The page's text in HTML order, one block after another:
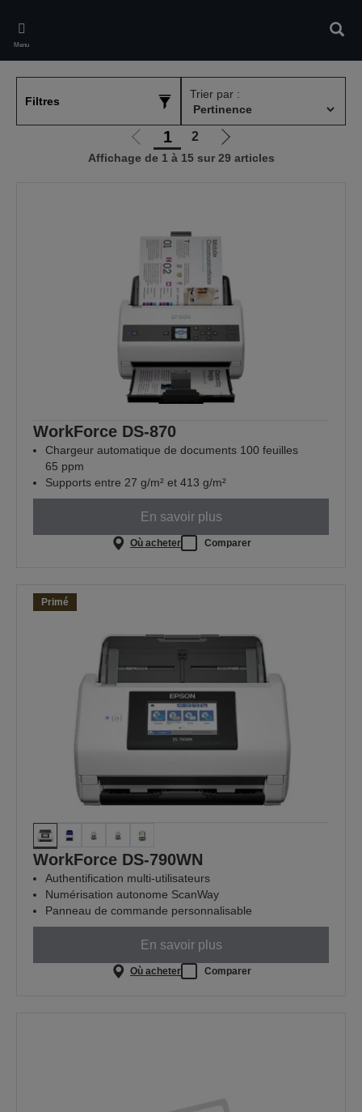
main
content
Menu
Filtres
Trier par :
Aller
à
1 2
Aller
à
Affichage de 1 à 15 sur 29 articles
WorkForce DS-870
Chargeur automatique de documents 100 feuilles
65 ppm
Supports entre 27 g/m² et 413 g/m²
En savoir plus
Où acheter Comparer
Primé
WorkForce DS-790WN
Authentification multi-utilisateurs
Numérisation autonome ScanWay
Panneau de commande personnalisable
En savoir plus
Où acheter Comparer